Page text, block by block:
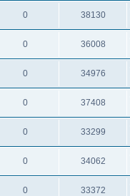
0 38130
0 36008
0 34976
0 37408
0 33299
0 34062
0 33372